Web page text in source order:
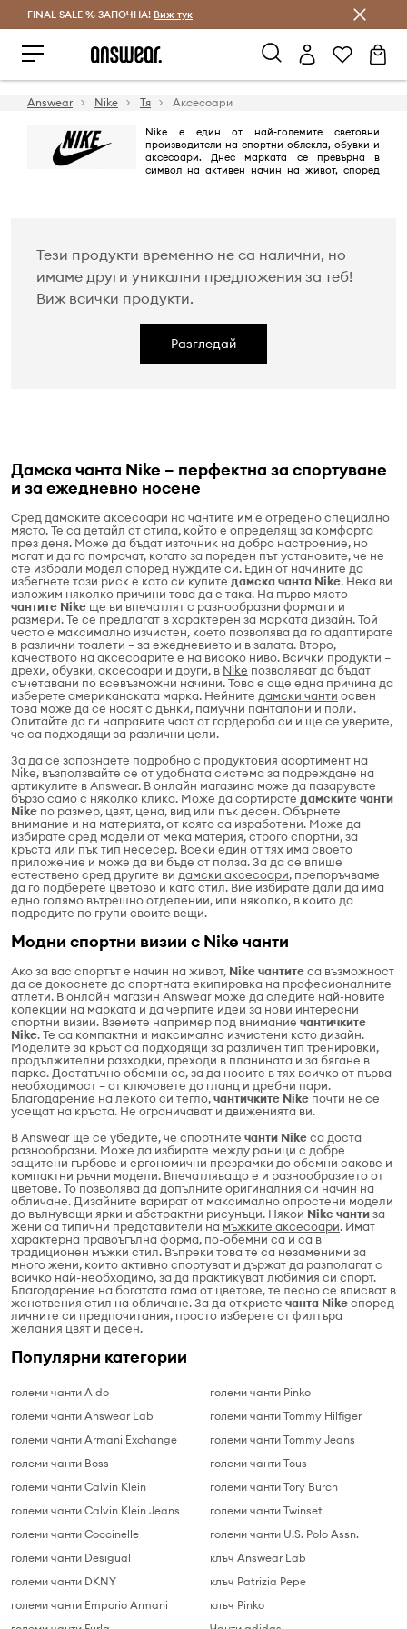
Спестявай с Answear Club
FINAL SALE % ЗАПОЧНА! Виж тук
Answear Nike Тя Аксесоари
Nike е един от най-големите световни
производители на спортни облекла, обувки и
аксесоари. Днес марката се превърна в
символ на активен начин на живот, според
Тези продукти временно не са налични, но
имаме други уникални предложения за теб!
Виж всички продукти.
Разгледай
Дамска чанта Nike – перфектна за спортуване
и за ежедневно носене
Сред дамските аксесоари на чантите им е отредено специално
място. Те са детайл от стила, който е определящ за комфорта
през деня. Може да бъдат източник на добро настроение, но
могат и да го помрачат, когато за пореден път установите, че не
сте избрали модел според нуждите си. Един от начините да
избегнете този риск е като си купите дамска чанта Nike. Нека ви
изложим няколко причини това да е така. На първо място
чантите Nike ще ви впечатлят с разнообразни формати и
размери. Те се предлагат в характерен за марката дизайн. Той
често е максимално изчистен, което позволява да го адаптирате
в различни тоалети – за ежедневието и в залата. Второ,
качеството на аксесоарите е на високо ниво. Всички продукти –
дрехи, обувки, аксесоари и други, в Nike позволяват да бъдат
съчетавани по всевъзможни начини. Това е още една причина да
изберете американската марка. Нейните дамски чанти освен
това може да се носят с дънки, памучни панталони и поли.
Опитайте да ги направите част от гардероба си и ще се уверите,
че са подходящи за различни цели.
За да се запознаете подробно с продуктовия асортимент на
Nike, възползвайте се от удобната система за подреждане на
артикулите в Answear. В онлайн магазина може да пазарувате
бързо само с няколко клика. Може да сортирате дамските чанти
Nike по размер, цвят, цена, вид или пък десен. Обърнете
внимание и на материята, от която са изработени. Може да
избирате сред модели от мека материя, строго спортни, за
кръста или пък тип несесер. Всеки един от тях има своето
приложение и може да ви бъде от полза. За да се впише
естествено сред другите ви дамски аксесоари, препоръчваме
да го подберете цветово и като стил. Вие избирате дали да има
едно голямо вътрешно отделении, или няколко, в които да
подредите по групи своите вещи.
Модни спортни визии с Nike чанти
Ако за вас спортът е начин на живот, Nike чантитеса възможност
да се докоснете до спортната екипировка на професионалните
атлети. В онлайн магазин Answear може да следите най-новите
колекции на марката и да черпите идеи за нови интересни
спортни визии. Вземете например под внимание чантичките
Nike. Те са компактни и максимално изчистени като дизайн.
Моделите за кръст са подходящи за различен тип тренировки,
продължителни разходки, преходи в планината и за бягане в
парка. Достатъчно обемни са, за да носите в тях всичко от първа
необходимост – от ключовете до гланц и дребни пари.
Благодарение на лекото си тегло,чантичките Nike почти не се
усещат на кръста. Не ограничават и движенията ви.
В Answear ще се убедите, че спортните чанти Nikeса доста
разнообразни. Може да избирате между раници с добре
защитени гърбове и ергономични презрамки до обемни сакове и
компактни ръчни модели. Впечатляващо е и разнообразието от
цветове. То позволява да допълните оригиналния си начин на
обличане. Дизайните варират от максимално опростени модели
до вълнуващи ярки и абстрактни рисунъци. Някои Nike чантиза
жени са типични представители на мъжките аксесоари. Имат
характерна правоъгълна форма, по-обемни са и са в
традиционен мъжки стил. Въпреки това те са незаменими за
много жени, които активно спортуват и държат да разполагат с
всичко най-необходимо, за да практикуват любимия си спорт.
Благодарение на богатата гама от цветове, те лесно се вписват в
женствения стил на обличане. За да откриете чанта Nikeспоред
личните си предпочитания, просто изберете от филтъра
желания цвят и десен.
Популярни категории
големи чанти Aldo
големи чанти Answear Lab
големи чанти Armani Exchange
големи чанти Boss
големи чанти Calvin Klein
големи чанти Calvin Klein Jeans
големи чанти Coccinelle
големи чанти Desigual
големи чанти DKNY
големи чанти Emporio Armani
големи чанти Pinko
големи чанти Tommy Hilfiger
големи чанти Tommy Jeans
големи чанти Tous
големи чанти Tory Burch
големи чанти Twinset
големи чанти U.S. Polo Assn.
клъч Answear Lab
клъч Patrizia Pepe
клъч Pinko